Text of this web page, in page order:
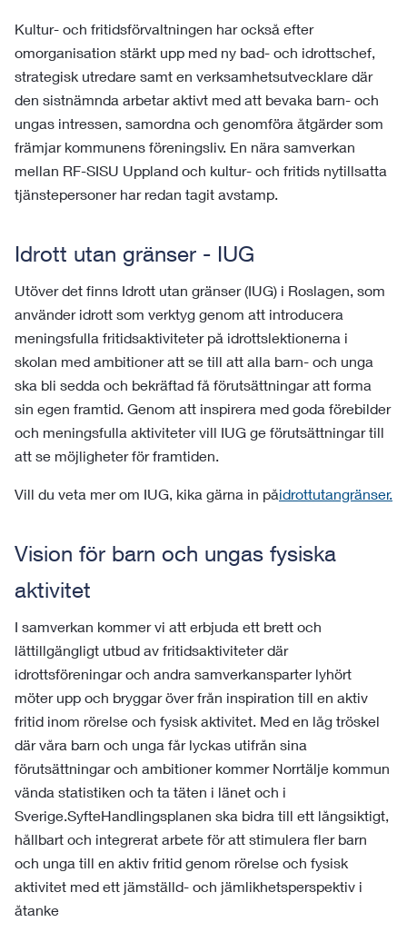
Kultur- och fritidsförvaltningen har också efter
omorganisation stärkt upp med ny bad- och idrottschef,
strategisk utredare samt en verksamhetsutvecklare där
den sistnämnda arbetar aktivt med att bevaka barn- och
ungas intressen, samordna och genomföra åtgärder som
främjar kommunens föreningsliv. En nära samverkan
mellan RF-SISU Uppland och kultur- och fritids nytillsatta
tjänstepersoner har redan tagit avstamp.
Idrott utan gränser - IUG
Utöver det finns Idrott utan gränser (IUG) i Roslagen, som
använder idrott som verktyg genom att introducera
meningsfulla fritidsaktiviteter på idrottslektionerna i
skolan med ambitioner att se till att alla barn- och unga
ska bli sedda och bekräftad få förutsättningar att forma
sin egen framtid. Genom att inspirera med goda förebilder
och meningsfulla aktiviteter vill IUG ge förutsättningar till
att se möjligheter för framtiden.
Vill du veta mer om IUG, kika gärna in påidrottutangränser.
Vision för barn och ungas fysiska
aktivitet
I samverkan kommer vi att erbjuda ett brett och
lättillgängligt utbud av fritidsaktiviteter där
idrottsföreningar och andra samverkansparter lyhört
möter upp och bryggar över från inspiration till en aktiv
fritid inom rörelse och fysisk aktivitet. Med en låg tröskel
där våra barn och unga får lyckas utifrån sina
förutsättningar och ambitioner kommer Norrtälje kommun
vända statistiken och ta täten i länet och i
Sverige.SyfteHandlingsplanen ska bidra till ett långsiktigt,
hållbart och integrerat arbete för att stimulera fler barn
och unga till en aktiv fritid genom rörelse och fysisk
aktivitet med ett jämställd- och jämlikhetsperspektiv i
åtanke